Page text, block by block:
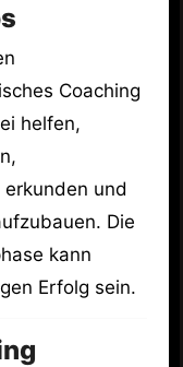
Coaching
helfen,
und
Die
kann
Erfolg sein.